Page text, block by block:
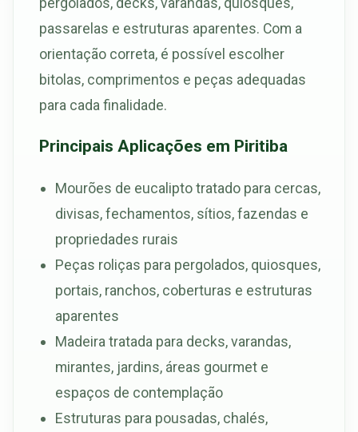
passarelas e estruturas aparentes. Com a
orientação correta, é possível escolher
bitolas, comprimentos e peças adequadas
para cada finalidade.
Principais Aplicações em Piritiba
Mourões de eucalipto tratado para cercas,
divisas, fechamentos, sítios, fazendas e
propriedades rurais
Peças roliças para pergolados, quiosques,
portais, ranchos, coberturas e estruturas
aparentes
Madeira tratada para decks, varandas,
mirantes, jardins, áreas gourmet e
espaços de contemplação
Estruturas para pousadas, chalés,